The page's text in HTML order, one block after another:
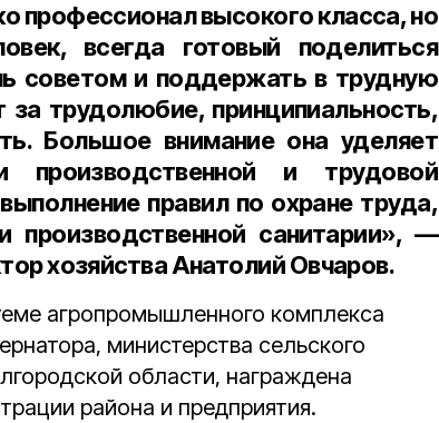
профессионал высокого класса, но
всегда готовый поделиться
советом и поддержать в трудную
трудолюбие, принципиальность,
Большое внимание она уделяет
производственной и трудовой
правил по охране труда,
производственной санитарии», —
хозяйства Анатолий Овчаров.
агропромышленного комплекса
министерства сельского
области, награждена
района и предприятия.